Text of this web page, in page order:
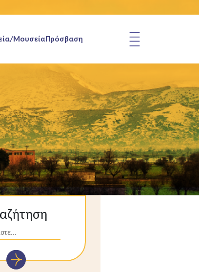
ΜουσείαΠρόσβαση